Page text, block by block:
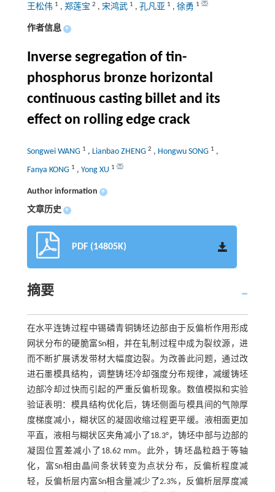
王松伟 1 , 郑莲宝 2 , 宋鸿武 1 , 孔凡亚 1 , 徐勇 1
作者信息 +
Inverse segregation of tin-
phosphorus bronze horizontal
continuous casting billet and its
effect on rolling edge crack
Songwei WANG 1 , Lianbao ZHENG 2 , Hongwu SONG 1 ,
Fanya KONG 1 , Yong XU 1
Author information +
文章历史 +
PDF (14805K)
摘要
在水平连铸过程中锡磷青铜铸坯边部由于反偏析作用形成
网状分布的硬脆富Sn相，并在轧制过程中成为裂纹源，进
而不断扩展诱发带材大幅度边裂。为改善此问题，通过改
进石墨模具结构，调整铸坯冷却强度分布规律，减缓铸坯
边部冷却过快而引起的严重反偏析现象。数值模拟和实验
验证表明：模具结构优化后，铸坯侧面与模具间的气隙厚
度梯度减小，糊状区的凝固收缩过程更平缓。液相面更加
平直，液相与糊状区夹角减小了18.3°，铸坯中部与边部的
凝固位置差减小了18.62 mm。此外，铸坯晶粒趋于等轴
化，富Sn相由晶间条状转变为点状分布，反偏析程度减
轻，反偏析层内富Sn相含量减少了2.3%，反偏析层厚度减